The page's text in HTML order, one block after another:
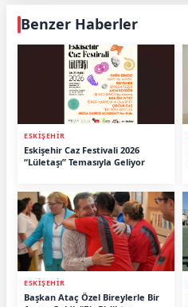
Benzer Haberler
ESKİŞEHİR
Eskişehir Caz Festivali 2026
“Lületaşı” Temasıyla Geliyor
ESKİŞEHİR
Başkan Ataç Özel Bireylerle Bir